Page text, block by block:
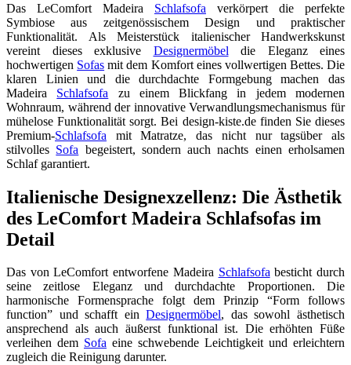
Das LeComfort Madeira Schlafsofa verkörpert die perfekte
Symbiose aus zeitgenössischem Design und praktischer
Funktionalität. Als Meisterstück italienischer Handwerkskunst
vereint dieses exklusive Designermöbel die Eleganz eines
hochwertigen Sofas mit dem Komfort eines vollwertigen Bettes. Die
klaren Linien und die durchdachte Formgebung machen das
Madeira Schlafsofa zu einem Blickfang in jedem modernen
Wohnraum, während der innovative Verwandlungsmechanismus für
mühelose Funktionalität sorgt. Bei design-kiste.de finden Sie dieses
Premium-Schlafsofa mit Matratze, das nicht nur tagsüber als
stilvolles Sofa begeistert, sondern auch nachts einen erholsamen
Schlaf garantiert.
Italienische Designexzellenz: Die Ästhetik
des LeComfort Madeira Schlafsofas im
Detail
Das von LeComfort entworfene Madeira Schlafsofabesticht durch
seine zeitlose Eleganz und durchdachte Proportionen. Die
harmonische Formensprache folgt dem Prinzip “Form follows
function” und schafft einDesignermöbel, das sowohl ästhetisch
ansprechend als auch äußerst funktional ist. Die erhöhten Füße
verleihen dem Sofa eine schwebende Leichtigkeit und erleichtern
zugleich die Reinigung darunter.